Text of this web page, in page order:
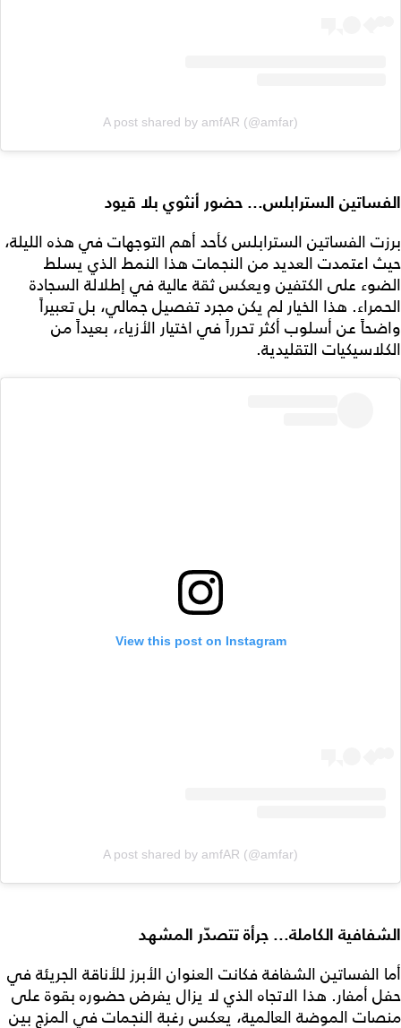
A post shared by amfAR (@amfar)
الفساتين السترابلس... حضور أنثوي بلا قيود
برزت الفساتين السترابلس كأحد أهم التوجهات في هذه الليلة،
حيث اعتمدت العديد من النجمات هذا النمط الذي يسلط
الضوء على الكتفين ويعكس ثقة عالية في إطلالة السجادة
الحمراء. هذا الخيار لم يكن مجرد تفصيل جمالي، بل تعبيراً
واضحاً عن أسلوب أكثر تحرراً في اختيار الأزياء، بعيداً من
الكلاسيكيات التقليدية.
View this post on Instagram
A post shared by amfAR (@amfar)
الشفافية الكاملة... جرأة تتصدّر المشهد
أما الفساتين الشفافة فكانت العنوان الأبرز للأناقة الجريئة في
حفل أمفار. هذا الاتجاه الذي لا يزال يفرض حضوره بقوة على
منصات الموضة العالمية، يعكس رغبة النجمات في المزج بين